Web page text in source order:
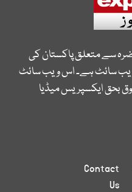
سے متعلق پاکستان کی
سائٹ ہے۔ اس ویب سائٹ
بحق ایکسپریس میڈیا
Contact
Us